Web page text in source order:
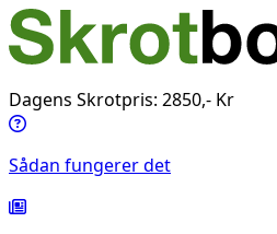
Dagens Skrotpris: 2850,- Kr
Sådan fungerer det